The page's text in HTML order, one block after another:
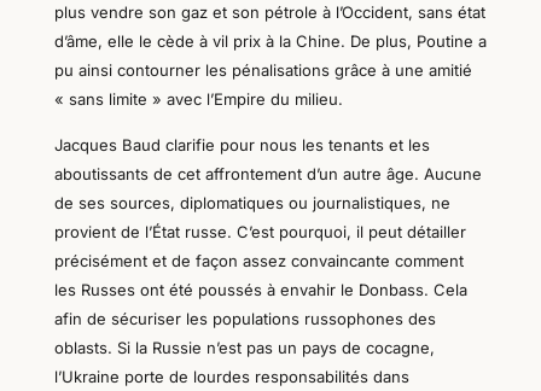
plus vendre son gaz et son pétrole à l’Occident, sans état
d’âme, elle le cède à vil prix à la Chine. De plus, Poutine a
pu ainsi contourner les pénalisations grâce à une amitié
« sans limite » avec l’Empire du milieu.
Jacques Baud clarifie pour nous les tenants et les
aboutissants de cet affrontement d’un autre âge. Aucune
de ses sources, diplomatiques ou journalistiques, ne
provientde l’État russe. C’est pourquoi, il peut détailler
précisément et de façon assez convaincante comment
les Russes ont été poussés à envahir le Donbass. Cela
afin de sécuriser les populations russophones des
oblasts. Si la Russie n’est pas un pays de cocagne,
l’Ukraine porte de lourdes responsabilités dans